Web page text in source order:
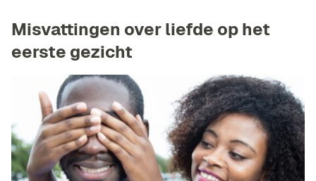
Misvattingen over liefde op het
eerste gezicht